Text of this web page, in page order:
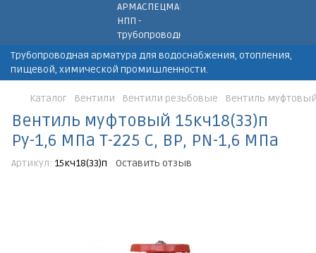
Трубопроводная арматура для водоснабжения, отопления,
пищевой, химической промишленности.
Каталог Вентили Вентили резьбовые Вентиль муфтовый
Вентиль муфтовый 15кч18(33)п
Ру-1,6 МПа Т-225 С, ВР, PN-1,6 МПа
Артикул: 15кч18(33)п Оставить отзыв